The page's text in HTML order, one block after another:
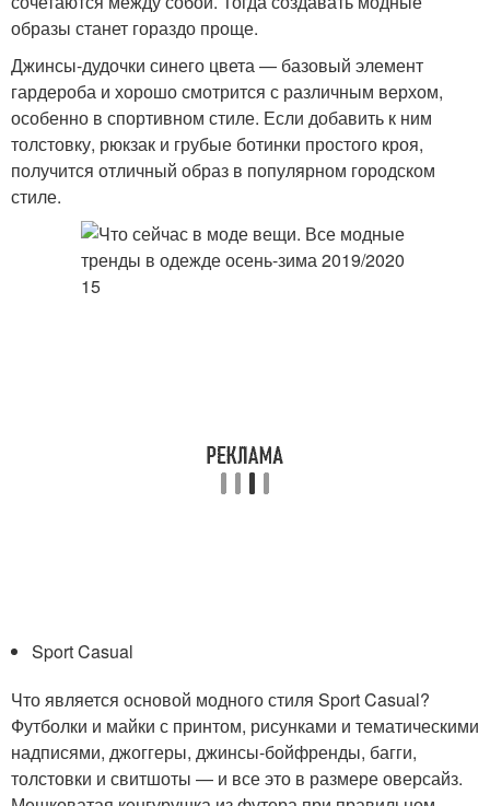
образы станет гораздо проще.
Джинсы-дудочки синего цвета — базовый элемент
гардероба и хорошо смотрится с различным верхом,
особенно в спортивном стиле. Если добавить к ним
толстовку, рюкзак и грубые ботинки простого кроя,
получится отличный образ в популярном городском
стиле.
Sport Casual
Что является основой модного стиля Sport Casuаl?
Футболки и майки с принтом, рисунками и тематическими
надписями, джоггеры, джинсы-бойфренды, багги,
толстовки и свитшоты — и все это в размере оверсайз.